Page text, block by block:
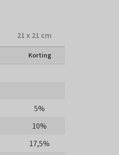
21 x 21 cm
Korting
5%
10%
17,5%